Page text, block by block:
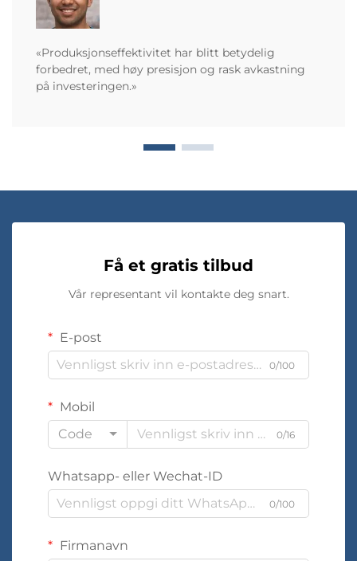
«Produksjonseffektivitet har blitt betydelig
forbedret, med høy presisjon og rask avkastning
på investeringen.»
Få et gratis tilbud
Vår representant vil kontakte deg snart.
E-post
0/100
Mobil
Code
0/16
Whatsapp- eller Wechat-ID
0/100
Firmanavn